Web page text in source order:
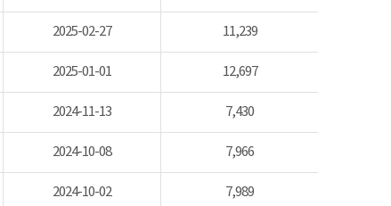
2025-02-27 11,239
2025-01-01 12,697
2024-11-13 7,430
2024-10-08 7,966
2024-10-02 7,989